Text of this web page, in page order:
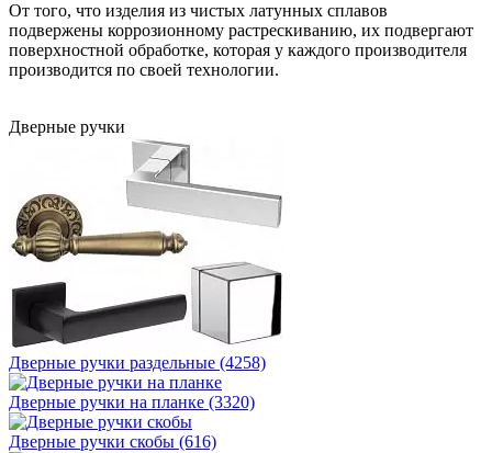
От того, что изделия из чистых латунных сплавов
подвержены коррозионному растрескиванию, их подвергают
поверхностной обработке, которая у каждого производителя
производится по своей технологии.
Дверные ручки
Дверные ручки раздельные (4258)
Дверные ручки на планке (3320)
Дверные ручки скобы (616)